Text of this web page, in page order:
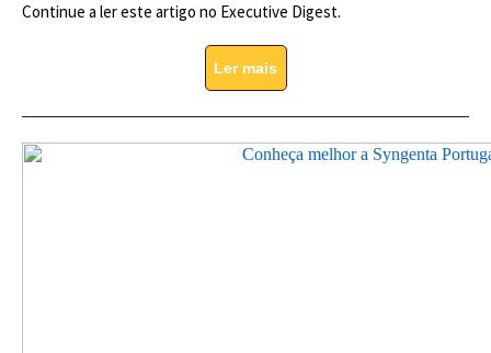
Continue a ler este artigo no Executive Digest.
Ler mais